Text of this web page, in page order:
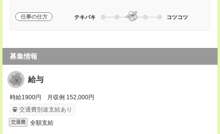
仕事の仕方 テキパキ コツコツ
募集情報
給与
時給1900円 月収例 152,000円
交通費別途支給あり
交通費 全額支給